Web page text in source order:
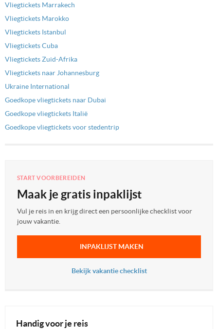
Vliegtickets Marrakech
Vliegtickets Marokko
Vliegtickets Istanbul
Vliegtickets Cuba
Vliegtickets Zuid-Afrika
Vliegtickets naar Johannesburg
Ukraine International
Goedkope vliegtickets naar Dubai
Goedkope vliegtickets Italië
Goedkope vliegtickets voor stedentrip
START VOORBEREIDEN
Maak je gratis inpaklijst
Vul je reis in en krijg direct een persoonlijke checklist voor
jouw vakantie.
INPAKLIJST MAKEN
Bekijk vakantie checklist
Handig voor je reis